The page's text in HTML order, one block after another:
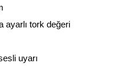
ayarlı tork değeri
uyarı